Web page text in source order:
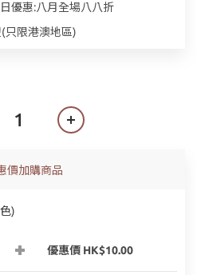
優惠:八月全場八八折
只限港澳地區)
價加購商品
)
優惠價 HK$10.00